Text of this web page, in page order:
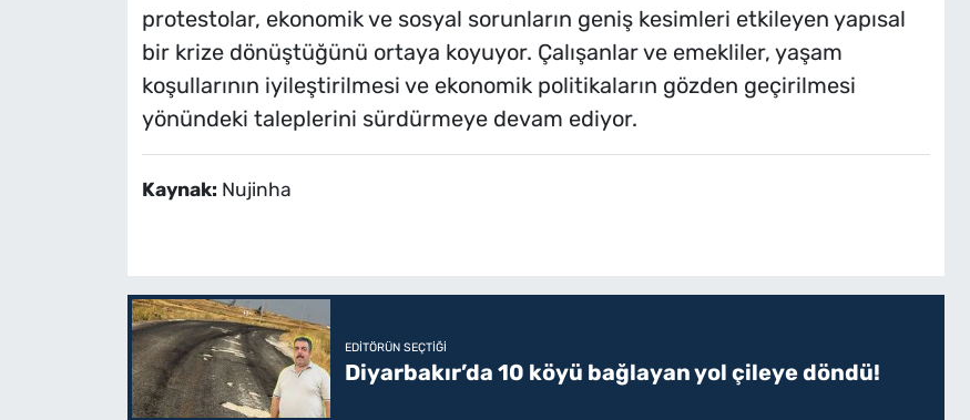
protestolar, ekonomik ve sosyal sorunların geniş kesimleri etkileyen yapısal
bir krize dönüştüğünü ortaya koyuyor. Çalışanlar ve emekliler, yaşam
koşullarının iyileştirilmesi ve ekonomik politikaların gözden geçirilmesi
yönündeki taleplerini sürdürmeye devam ediyor.
Kaynak: Nujinha
EDITÖRÜN SEÇTIĞI
Diyarbakır’da 10 köyü bağlayan yol çileye döndü!